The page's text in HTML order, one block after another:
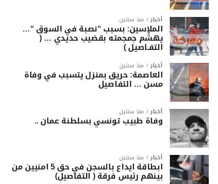
أخبار منذ سنتين
الملاسين: بسبب “نصبة في السوق “…
يهشّم جمجمته بقضيب حديدي … (
التفـاصيل )
أخبار منذ سنتين
العاصمة: حريق بمنزل يتسبب في وفاة
مسن … التفاصيل
أخبار منذ سنتين
وفاة طبيب تونسي بسلطنة عمان ..
أخبار منذ سنتين
ابطاقة ايداع بالسجن في حق 5 امنيين من
بينهم رئيس فرقة ( التفاصيل)